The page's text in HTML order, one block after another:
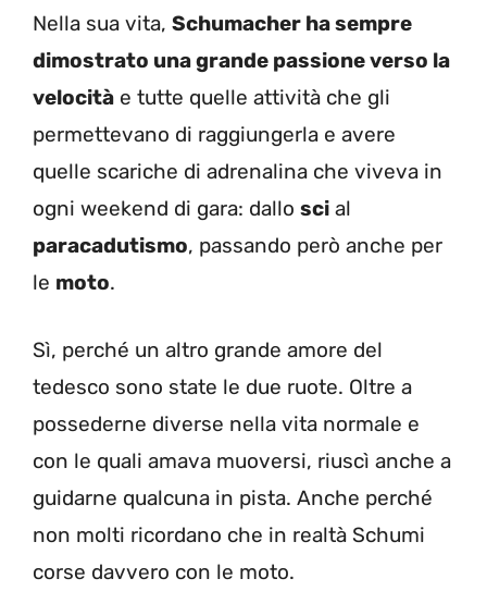
Nella sua vita, Schumacher ha sempre
dimostrato una grande passione verso la
velocità e tutte quelle attività che gli
permettevano di raggiungerla e avere
quelle scariche di adrenalina che viveva in
ogni weekend di gara: dallo sci al
paracadutismo, passando però anche per
le moto.
Sì, perché un altro grande amore del
tedesco sono state le due ruote. Oltre a
possederne diverse nella vita normale e
con le quali amava muoversi, riuscì anche a
guidarne qualcuna in pista. Anche perché
non molti ricordano che in realtà Schumi
corse davvero con le moto.